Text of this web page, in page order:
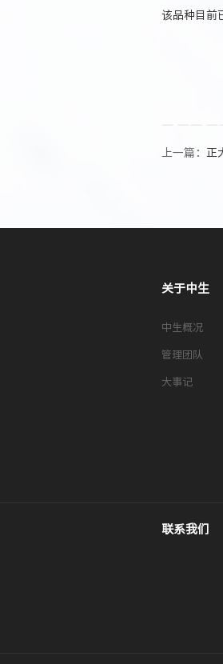
该品种目前
上一篇： 正
关于中生
中生概况
管理团队
大事记
联系我们